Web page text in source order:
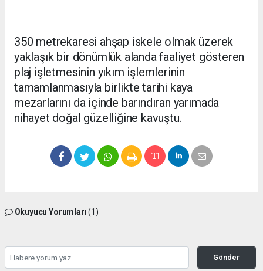
350 metrekaresi ahşap iskele olmak üzerek
yaklaşık bir dönümlük alanda faaliyet gösteren
plaj işletmesinin yıkım işlemlerinin
tamamlanmasıyla birlikte tarihi kaya
mezarlarını da içinde barındıran yarımada
nihayet doğal güzelliğine kavuştu.
Okuyucu Yorumları(1)
Gönder